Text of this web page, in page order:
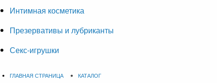
Интимная косметика
Презервативы и лубриканты
Секс-игрушки
ГЛАВНАЯ СТРАНИЦА КАТАЛОГ